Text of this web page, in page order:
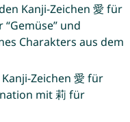
Kanji-Zeichen 愛 für
“Gemüse” und
Charakters aus dem
Zeichen 愛 für
mit 莉 für